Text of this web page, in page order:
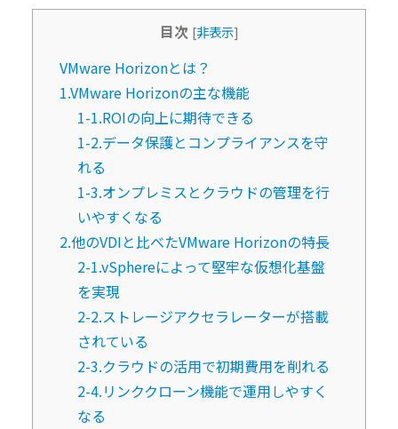
目次 [非表示]
VMware Horizonとは？
1.VMware Horizonの主な機能
1-1.ROIの向上に期待できる
1-2.データ保護とコンプライアンスを守
れる
1-3.オンプレミスとクラウドの管理を行
いやすくなる
2.他のVDIと比べたVMware Horizonの特長
2-1.vSphereによって堅牢な仮想化基盤
を実現
2-2.ストレージアクセラレーターが搭載
されている
2-3.クラウドの活用で初期費用を削れる
2-4.リンククローン機能で運用しやすく
なる